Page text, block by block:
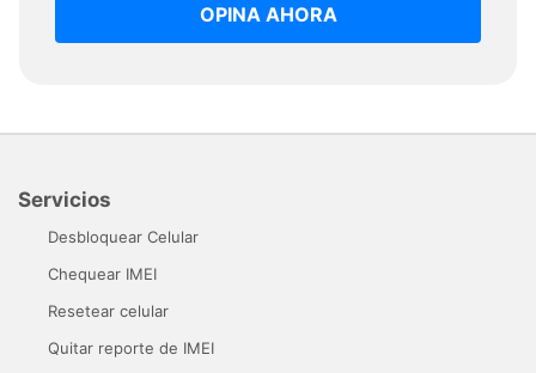
OPINA AHORA
Servicios
Desbloquear Celular
Chequear IMEI
Resetear celular
Quitar reporte de IMEI